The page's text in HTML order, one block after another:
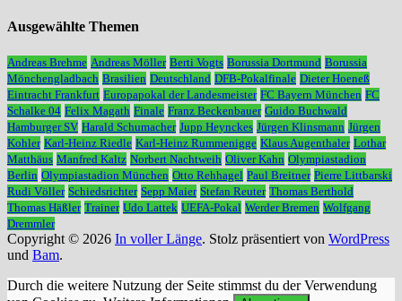
Ausgewählte Themen
Andreas Brehme Andreas Möller Berti Vogts Borussia Dortmund Borussia
Mönchengladbach Brasilien Deutschland DFB-Pokalfinale Dieter Hoeneß
Eintracht Frankfurt Europapokal der Landesmeister FC Bayern München FC
Schalke 04 Felix Magath Finale Franz Beckenbauer Guido Buchwald
Hamburger SV Harald Schumacher Jupp Heynckes Jürgen Klinsmann Jürgen
Kohler Karl-Heinz Riedle Karl-Heinz Rummenigge Klaus Augenthaler Lothar
Matthäus Manfred Kaltz Norbert Nachtweih Oliver Kahn Olympiastadion
Berlin Olympiastadion München Otto Rehhagel Paul Breitner Pierre Littbarski
Rudi Völler Schiedsrichter Sepp Maier Stefan Reuter Thomas Berthold
Thomas Häßler Trainer Udo Lattek UEFA-Pokal Werder Bremen Wolfgang
Dremmler
Copyright © 2026 In voller Länge. Stolz präsentiert von WordPress
und Bam.
Durch die weitere Nutzung der Seite stimmst du der Verwendung